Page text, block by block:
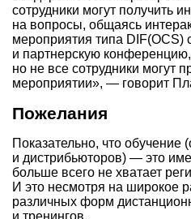
сотрудники могут получить
на вопросы, общаясь
мероприятия типа DIF(OCS)
и партнерскую
но не все сотрудники могут
мероприятии», — говорит
Пожелания
Показательно, что обучение
и дистрибьюторов) — это
больше всего не хватает
И это несмотря на широкое
различных форм
и тренингов.